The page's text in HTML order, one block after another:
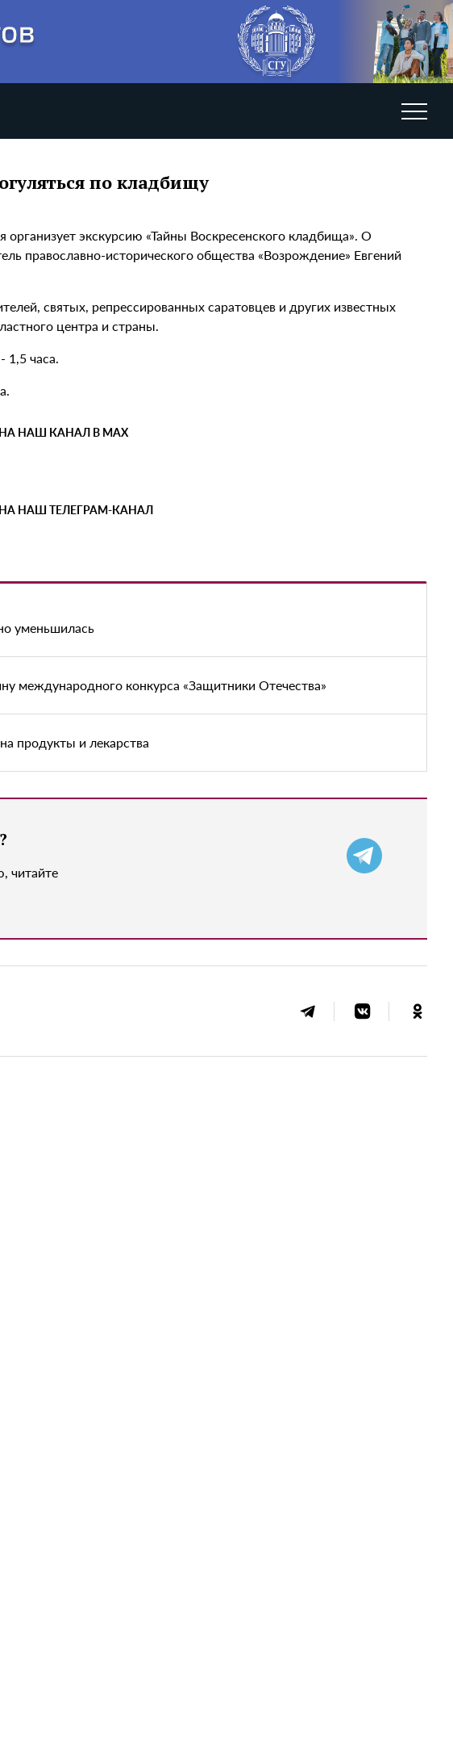
по кладбищу
экскурсию «Тайны Воскресенского кладбища». О
православно-исторического общества «Возрождение» Евгений
святых, репрессированных саратовцев и других известных
центра и страны.
1,5 часа.
НАШ КАНАЛ В MAX
НАШ ТЕЛЕГРАМ-КАНАЛ
уменьшилась
международного конкурса «Защитники Отечества»
продукты и лекарства
читайте